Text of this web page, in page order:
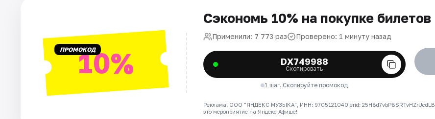
Артисты
Рейтинги
ПРОМОКОД10%
Сэкономь 10% на покупке билетов
Применили: 7 773 раз Проверено: 1 минуту назад
DX749988
Скопировать
1 шаг. Скопируйте промокод
Реклама. ООО "ЯНДЕКС МУЗЫКА", ИНН: 9705121040 erid: 25H8d7vbP8SRTvHZrUcdLB
это мероприятие на Яндекс Афише!